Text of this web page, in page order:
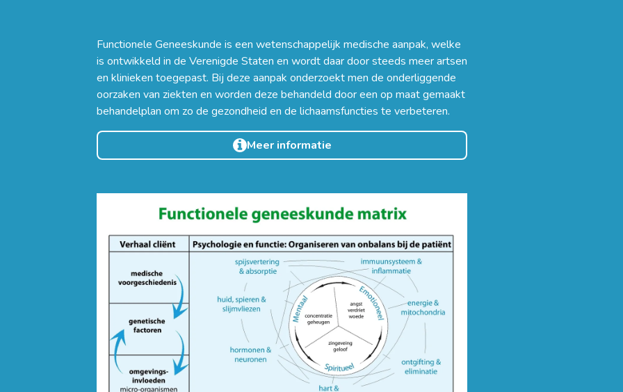
Functionele Geneeskunde is een wetenschappelijk medische aanpak, welke
is ontwikkeld in de Verenigde Staten en wordt daar door steeds meer artsen
en klinieken toegepast. Bij deze aanpak onderzoekt men de onderliggende
oorzaken van ziekten en worden deze behandeld door een op maat gemaakt
behandelplan om zo de gezondheid en de lichaamsfuncties te verbeteren.
Meer informatie